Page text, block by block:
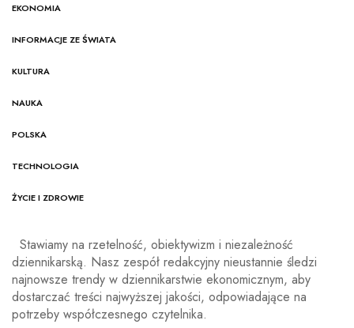
EKONOMIA
INFORMACJE ZE ŚWIATA
KULTURA
NAUKA
POLSKA
TECHNOLOGIA
ŻYCIE I ZDROWIE
Stawiamy na rzetelność, obiektywizm i niezależność
dziennikarską. Nasz zespół redakcyjny nieustannie śledzi
najnowsze trendy w dziennikarstwie ekonomicznym, aby
dostarczać treści najwyższej jakości, odpowiadające na
potrzeby współczesnego czytelnika.